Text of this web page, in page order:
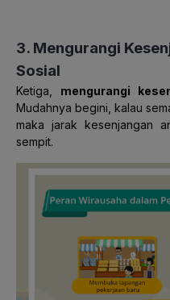
3. Mengurangi
Sosial
Ketiga, mengurangi
Mudahnya begini, kalau
maka jarak kesenjangan
sempit.